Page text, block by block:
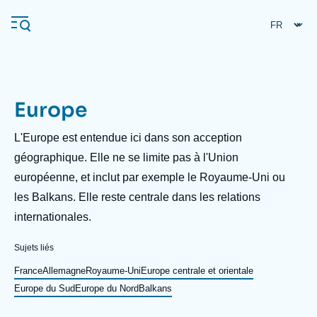
au
contenu
Navigation
principale
L'Ifri
Analyses
Événements
À propos de l'Ifri
L'Ifri en bref
Europe
Description
L'Europe est entendue ici dans son acception
géographique. Elle ne se limite pas à l'Union
européenne, et inclut par exemple le Royaume-Uni ou
les Balkans. Elle reste centrale dans les relations
internationales.
Sujets liés
FranceAllemagneRoyaume-Uni Europe centrale et orientale
Europe du Sud Europe du Nord Balkans